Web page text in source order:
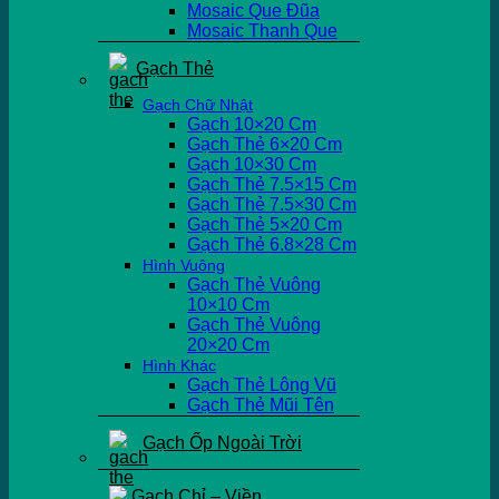
Mosaic Que Đũa
Mosaic Thanh Que
Gạch Thẻ
Gạch Chữ Nhật
Gạch 10×20 Cm
Gạch Thẻ 6×20 Cm
Gạch 10×30 Cm
Gạch Thẻ 7.5×15 Cm
Gạch Thẻ 7.5×30 Cm
Gạch Thẻ 5×20 Cm
Gạch Thẻ 6.8×28 Cm
Hình Vuông
Gạch Thẻ Vuông
10×10 Cm
Gạch Thẻ Vuông
20×20 Cm
Hình Khác
Gạch Thẻ Lông Vũ
Gạch Thẻ Mũi Tên
Gạch Ốp Ngoài Trời